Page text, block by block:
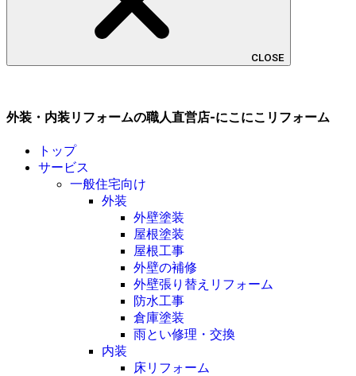
CLOSE
外装・内装リフォームの職人直営店-にこにこリフォーム
トップ
サービス
一般住宅向け
外装
外壁塗装
屋根塗装
屋根工事
外壁の補修
外壁張り替えリフォーム
防水工事
倉庫塗装
雨とい修理・交換
内装
床リフォーム